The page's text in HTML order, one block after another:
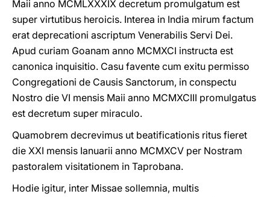
Maii anno MCMLXXXIX decretum promulgatum est
super virtutibus heroicis. Interea in India mirum factum
erat deprecationi ascriptum Venerabilis Servi Dei.
Apud curiam Goanam anno MCMXCI instructa est
canonica inquisitio. Casu favente cum exitu permisso
Congregationi de Causis Sanctorum, in conspectu
Nostro die VI mensis Maii anno MCMXCIII promulgatus
est decretum super miraculo.
Quamobrem decrevimus ut beatificationis ritus fieret
die XXI mensis Ianuarii anno MCMXCV per Nostram
pastoralem visitationem in Taprobana.
Hodie igitur, inter Missae sollemnia, multis